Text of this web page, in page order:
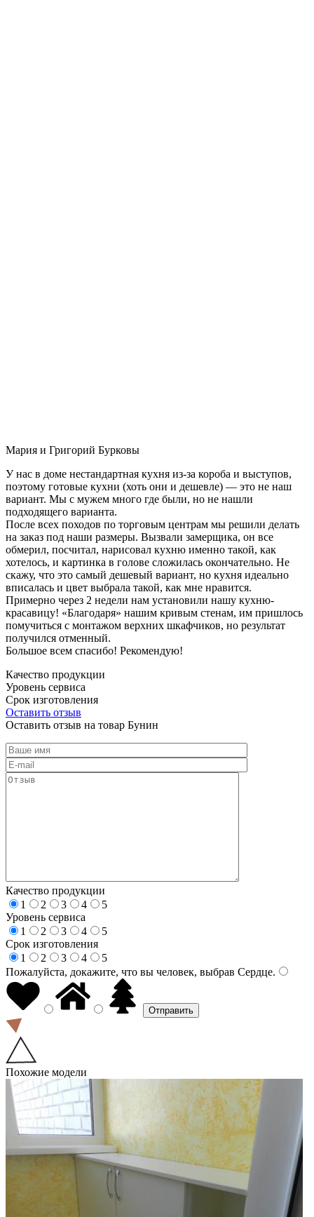
Мария и Григорий Бурковы
У нас в доме нестандартная кухня из-за короба и выступов,
поэтому готовые кухни (хоть они и дешевле) — это не наш
вариант. Мы с мужем много где были, но не нашли
подходящего варианта.
После всех походов по торговым центрам мы решили делать
на заказ под наши размеры. Вызвали замерщика, он все
обмерил, посчитал, нарисовал кухню именно такой, как
хотелось, и картинка в голове сложилась окончательно. Не
скажу, что это самый дешевый вариант, но кухня идеально
вписалась и цвет выбрала такой, как мне нравится.
Примерно через 2 недели нам установили нашу кухню-
красавицу! «Благодаря» нашим кривым стенам, им пришлось
помучиться с монтажом верхних шкафчиков, но результат
получился отменный.
Большое всем спасибо! Рекомендую!
Качество продукции
Уровень сервиса
Срок изготовления
Оставить отзыв
Оставить отзыв на товар Бунин
Качество продукции
1
2 3 4
5
Уровень сервиса
1
2 3 4
5
Срок изготовления
1
2 3 4
5
Пожалуйста, докажите, что вы человек, выбрав Сердце.
Похожие модели